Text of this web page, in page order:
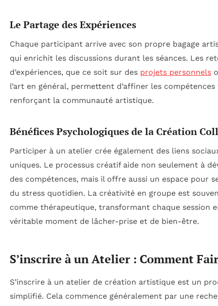
Le Partage des Expériences
Chaque participant arrive avec son propre bagage
qui enrichit les discussions durant les séances. Les
d’expériences, que ce soit sur des projets personnels
l’art en général, permettent d’affiner les
renforçant la communauté artistique.
Bénéfices Psychologiques de la Création
Participer à un atelier crée également des liens
uniques. Le processus créatif aide non seulement à
des compétences, mais il offre aussi un espace pour
du stress quotidien. La créativité en groupe est
comme thérapeutique, transformant chaque session
véritable moment de lâcher-prise et de bien-être.
S’inscrire à un Atelier : Comment
S’inscrire à un atelier de création artistique est un
simplifié. Cela commence généralement par une